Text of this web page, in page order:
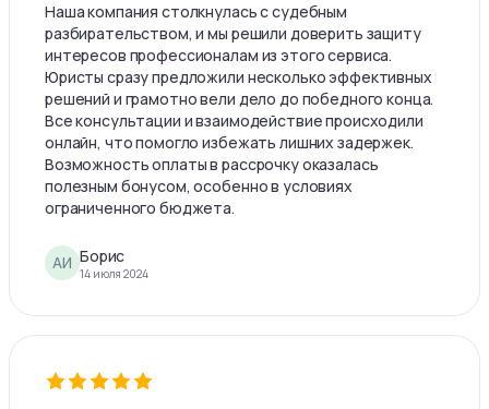
Наша компания столкнулась с судебным
разбирательством, и мы решили доверить защиту
интересов профессионалам из этого сервиса.
Юристы сразу предложили несколько эффективных
решений и грамотно вели дело до победного конца.
Все консультации и взаимодействие происходили
онлайн, что помогло избежать лишних задержек.
Возможность оплаты в рассрочку оказалась
полезным бонусом, особенно в условиях
ограниченного бюджета.
АИ Борис
14 июля 2024